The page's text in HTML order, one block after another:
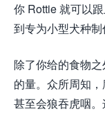
你 Rottie 就可以
到专为小型犬种制
除了你给的食物
的量。众所周知
甚至会狼吞虎咽